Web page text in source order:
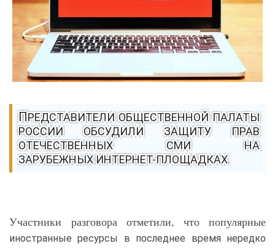
ПРЕДСТАВИТЕЛИ ОБЩЕСТВЕННОЙ ПАЛАТЫ
РОССИИ ОБСУДИЛИ ЗАЩИТУ ПРАВ
ОТЕЧЕСТВЕННЫХ СМИ НА
ЗАРУБЕЖНЫХ ИНТЕРНЕТ-ПЛОЩАДКАХ.
Участники разговора отметили, что популярные
иностранные ресурсы в последнее время нередко